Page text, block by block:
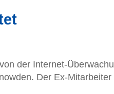
der Internet-
Der Ex-Mitarbeiter